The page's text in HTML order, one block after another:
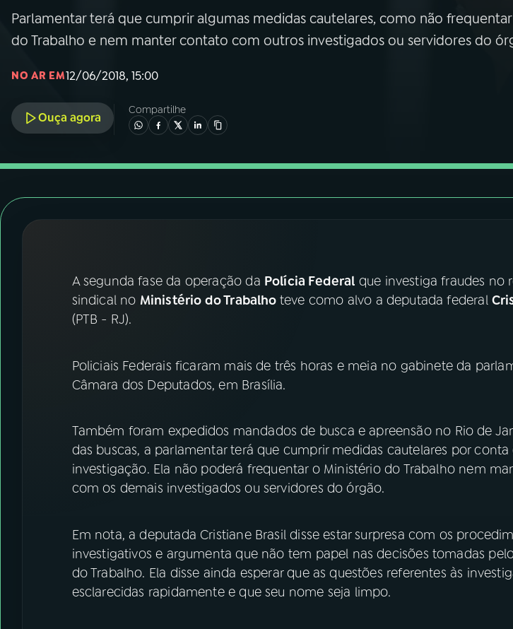
04PROGRAMAS
05 PODCASTS
06VIDEOCASTS
07ÚLTIMAS
YouTube Facebook
Instagram
Parlamentar terá que cumprir algumas medidas cautelares, como não
do Trabalho e nem manter contato com outros investigados ou servidores do
NO AR EM12/06/2018, 15:00
Ouça agora
Compartilhe
A segunda fase da operação da Polícia Federal que investiga fraudes no
sindical no Ministério do Trabalho teve como alvo a deputada federal
(PTB - RJ).
Policiais Federais ficaram mais de três horas e meia no gabinete da
Câmara dos Deputados, em Brasília.
Também foram expedidos mandados de busca e apreensão no Rio de
das buscas, a parlamentar terá que cumprir medidas cautelares por conta
investigação. Ela não poderá frequentar o Ministério do Trabalho nem
com os demais investigados ou servidores do órgão.
Em nota, a deputada Cristiane Brasil disse estar surpresa com os
investigativos e argumenta que não tem papel nas decisões tomadas
do Trabalho. Ela disse ainda esperar que as questões referentes às
esclarecidas rapidamente e que seu nome seja limpo.